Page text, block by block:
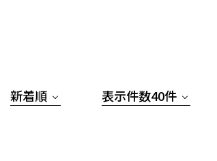
新着順 表示件数40件